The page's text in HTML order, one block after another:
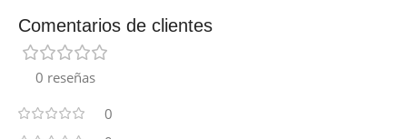
Comentarios de clientes
0 reseñas
0